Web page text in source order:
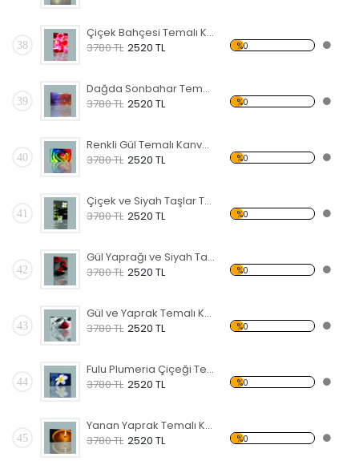
38
Çiçek Bahçesi Temalı Kanvas Tablo
3780 TL 2520 TL %0
39
Dağda Sonbahar Temalı Kanvas Tablo
3780 TL 2520 TL %0
40
Renkli Gül Temalı Kanvas Tablo
3780 TL 2520 TL %0
41
Çiçek ve Siyah Taşlar Temalı Kanvas Tablo
3780 TL 2520 TL %0
42
Gül Yaprağı ve Siyah Taş Kanvas Tablo
3780 TL 2520 TL %0
43
Gül ve Yaprak Temalı Kanvas Tablo
3780 TL 2520 TL %0
44
Fulu Plumeria Çiçeği Temalı Kanvas Tablo
3780 TL 2520 TL %0
45
Yanan Yaprak Temalı Kanvas Tablo
3780 TL 2520 TL %0